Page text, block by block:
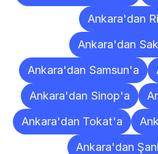
Ankara'dan
Ankara'dan
Ankara'dan Samsun'a
Ankara'dan Sinop'a
Ankara'dan Tokat'a
Ankara'dan